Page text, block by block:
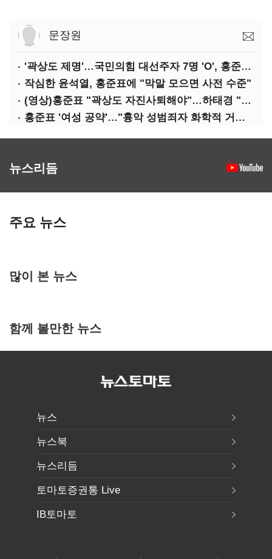
문장원
'곽상도 제명'…국민의힘 대선주자 7명 'O', 홍준표 '△'
작심한 윤석열, 홍준표에 "막말 모으면 사전 수준"
(영상)홍준표 "곽상도 자진사퇴해야"…하태경 "한가한 뒷북"
홍준표 '여성 공약'…"흉악 성범죄자 화학적 거세 추진"
뉴스리듬
주요 뉴스
많이 본 뉴스
함께 볼만한 뉴스
뉴스
뉴스북
뉴스리듬
토마토증권통 Live
IB토마토